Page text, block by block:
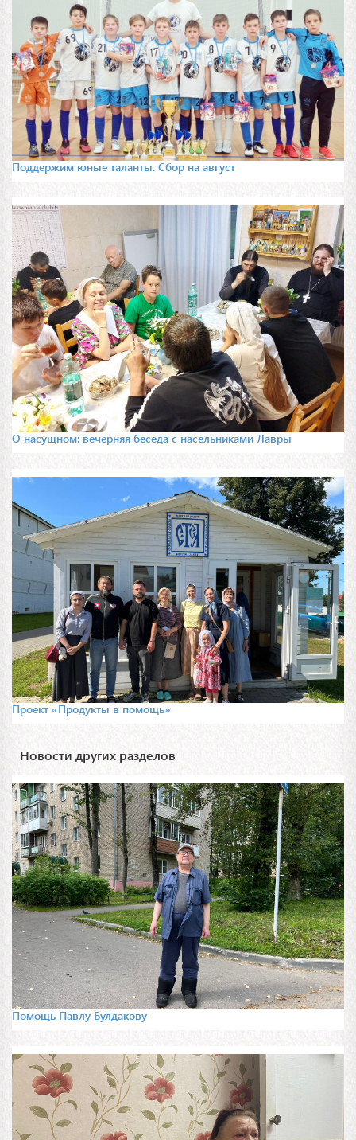
Поддержим юные таланты. Сбор на август
О насущном: вечерняя беседа с насельниками Лавры
Проект «Продукты в помощь»
Новости других разделов
Помощь Павлу Булдакову